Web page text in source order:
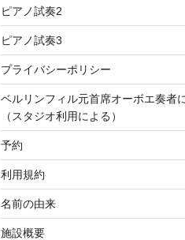
ピアノ試奏2
ピアノ試奏3
プライバシーポリシー
ベルリンフィル元首席オーボエ奏者
（スタジオ利用による）
予約
利用規約
名前の由来
施設概要